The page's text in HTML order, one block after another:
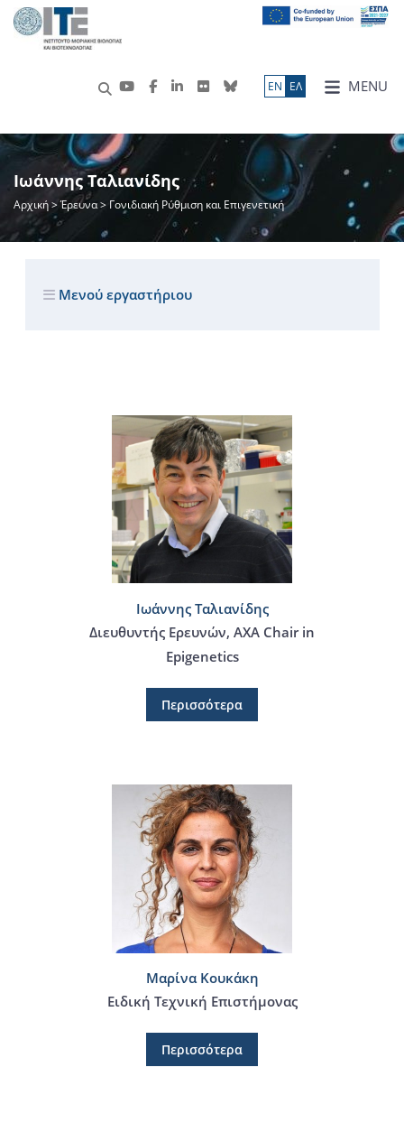
MENU
ΕN ΕΛ
Ιωάννης Ταλιανίδης
Αρχική>Έρευνα> Γονιδιακή Ρύθμιση και Επιγενετική
Μενού εργαστήριου
Ιωάννης Ταλιανίδης
Διευθυντής Ερευνών, AXA Chair in
Epigenetics
Περισσότερα
Μαρίνα Κουκάκη
Ειδική Τεχνική Επιστήμονας
Περισσότερα